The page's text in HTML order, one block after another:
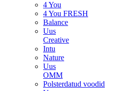
4 You
4 You FRESH
Balance
Uus
Creative
Intu
Nature
Uus
OMM
Polsterdatud voodid